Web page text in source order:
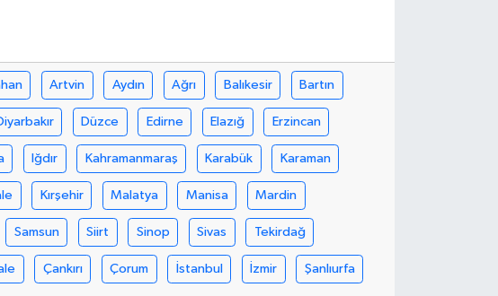
Artvin Aydın Ağrı Balıkesir Bartın
Düzce Edirne Elazığ Erzincan
Iğdır Kahramanmaraş Karabük Karaman
Kırşehir Malatya Manisa Mardin
Samsun Siirt Sinop Sivas Tekirdağ
Çankırı Çorum İstanbul İzmir Şanlıurfa